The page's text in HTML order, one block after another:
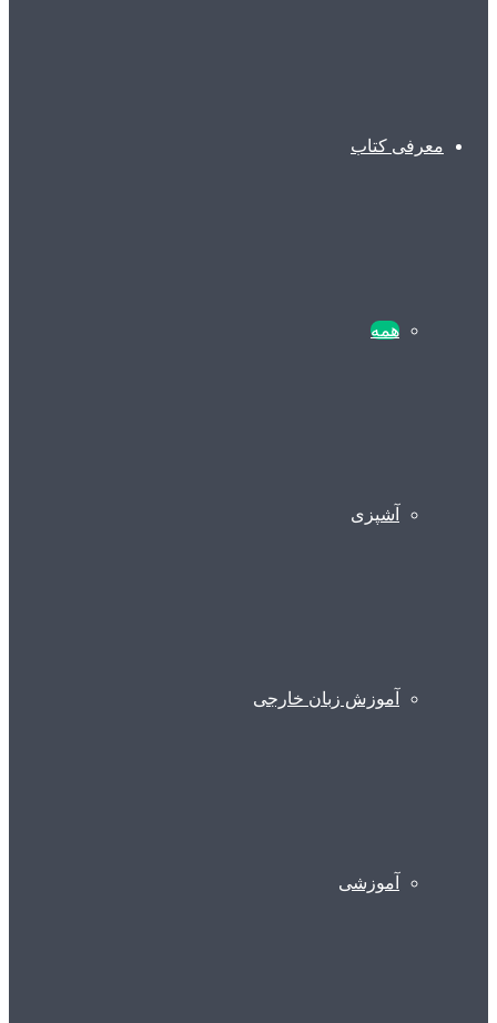
معرفی کتاب
همه
آشپزی
آموزش زبان خارجی
آموزشی